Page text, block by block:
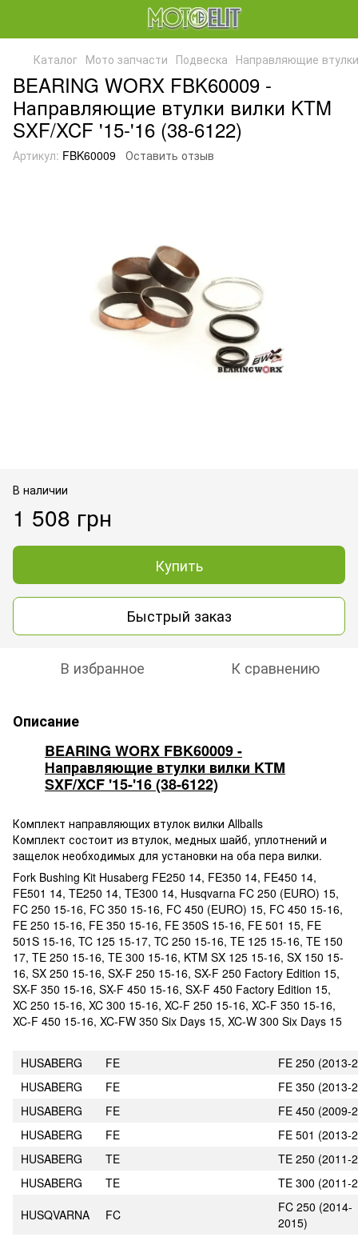
Каталог Мото запчасти Подвеска Направляющие
BEARING WORX FBK60009 -
Направляющие втулки вилки KTM
SXF/XCF '15-'16 (38-6122)
Артикул: FBK60009 Оставить отзыв
В наличии
1 508 грн
Купить
Быстрый заказ
В избранное К сравнению
Описание
BEARING WORX FBK60009 -
Направляющие втулки вилки KTM
SXF/XCF '15-'16 (38-6122)
Комплект направляющих втулок вилки Allballs
Комплект состоит из втулок, медных шайб, уплотнений и
защелок необходимых для установки на оба пера вилки.
Fork Bushing Kit Husaberg FE250 14, FE350 14, FE450 14,
FE501 14, TE250 14, TE300 14, Husqvarna FC 250 (EURO) 15,
FC 250 15-16, FC 350 15-16, FC 450 (EURO) 15, FC 450 15-16,
FE 250 15-16, FE 350 15-16, FE 350S 15-16, FE 501 15, FE
501S 15-16, TC 125 15-17, TC 250 15-16, TE 125 15-16, TE 150
17, TE 250 15-16, TE 300 15-16, KTM SX 125 15-16, SX 150 15-
16, SX 250 15-16, SX-F 250 15-16, SX-F 250 Factory Edition 15,
SX-F 350 15-16, SX-F 450 15-16, SX-F 450 Factory Edition 15,
XC 250 15-16, XC 300 15-16, XC-F 250 15-16, XC-F 350 15-16,
XC-F 450 15-16, XC-FW 350 Six Days 15, XC-W 300 Six Days 15
HUSABERG FE
FE 250 (2013-
HUSABERG
FE
FE 350 (2013-
HUSABERG
FE
FE 450 (2009-
HUSABERG
FE
FE 501 (2013-
HUSABERG
TE
TE 250 (2011-
HUSABERG
TE
TE 300 (2011-
HUSQVARNA
FC
FC 250 (2014-
2015)